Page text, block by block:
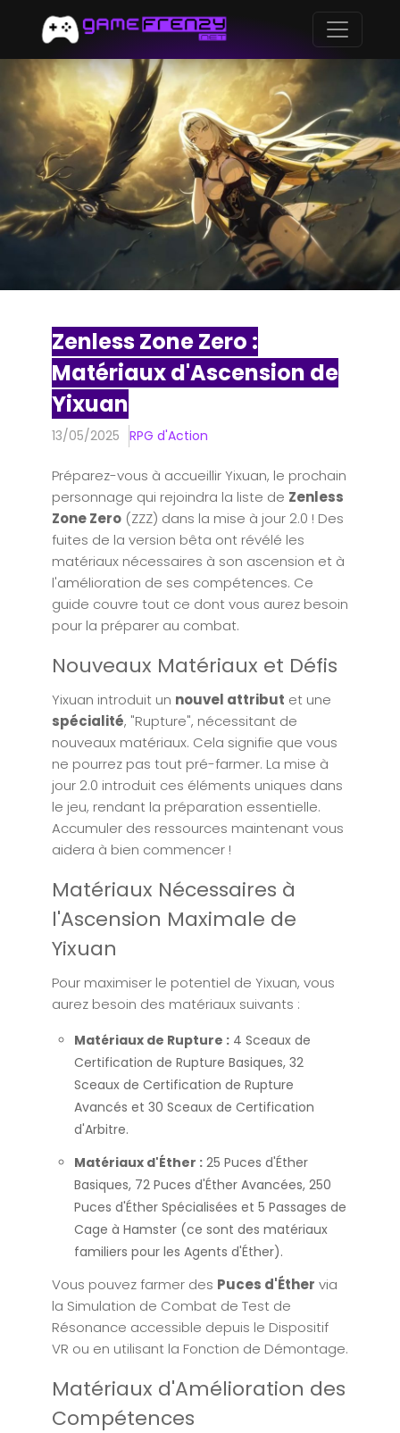
Zenless Zone Zero :
Matériaux d'Ascension de
Yixuan
13/05/2025 RPG d'Action
Préparez-vous à accueillir Yixuan, le prochain
personnage qui rejoindra la liste de Zenless
Zone Zero (ZZZ) dans la mise à jour 2.0 ! Des
fuites de la version bêta ont révélé les
matériaux nécessaires à son ascension et à
l'amélioration de ses compétences. Ce
guide couvre tout ce dont vous aurez besoin
pour la préparer au combat.
Nouveaux Matériaux et Défis
Yixuan introduit un nouvel attribut et une
spécialité, "Rupture", nécessitant de
nouveaux matériaux. Cela signifie que vous
ne pourrez pas tout pré-farmer. La mise à
jour 2.0 introduit ces éléments uniques dans
le jeu, rendant la préparation essentielle.
Accumuler des ressources maintenant vous
aidera à bien commencer !
Matériaux Nécessaires à
l'Ascension Maximale de
Yixuan
Pour maximiser le potentiel de Yixuan, vous
aurez besoin des matériaux suivants :
Matériaux de Rupture : 4 Sceaux de
Certification de Rupture Basiques, 32
Sceaux de Certification de Rupture
Avancés et 30 Sceaux de Certification
d'Arbitre.
Matériaux d'Éther : 25 Puces d'Éther
Basiques, 72 Puces d'Éther Avancées, 250
Puces d'Éther Spécialisées et 5 Passages de
Cage à Hamster (ce sont des matériaux
familiers pour les Agents d'Éther).
Vous pouvez farmer des Puces d'Éther via
la Simulation de Combat de Test de
Résonance accessible depuis le Dispositif
VR ou en utilisant la Fonction de Démontage.
Matériaux d'Amélioration des
Compétences